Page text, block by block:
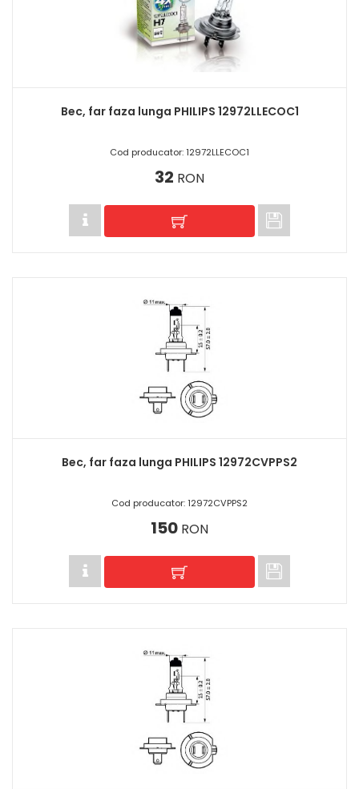
Bec, far faza lunga PHILIPS 12972LLECOC1
Cod producator: 12972LLECOC1
32 RON
Bec, far faza lunga PHILIPS 12972CVPPS2
Cod producator: 12972CVPPS2
150 RON